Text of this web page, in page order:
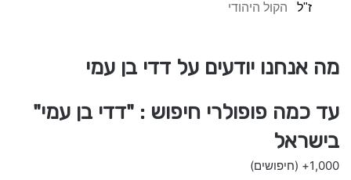
ז"ל
הקול היהודי
מה אנחנו יודעים על דדי בן עמי
עד כמה פופולרי חיפוש : "דדי בן עמי"
בישראל
1,000+ (חיפושים)